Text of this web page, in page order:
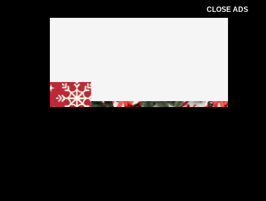
CLOSE ADS